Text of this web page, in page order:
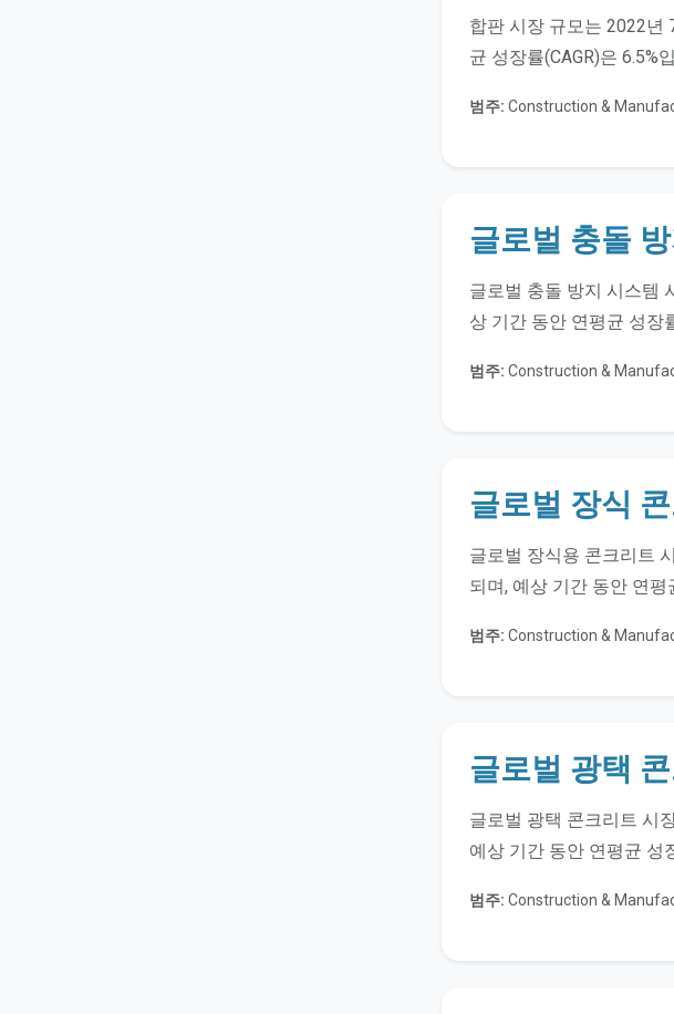
합판 시장 규모는 2022년
균 성장률(CAGR)은 6.5%
범주: Construction &
글로벌 충돌
글로벌 충돌 방지 시스템
상 기간 동안 연평균 성장
범주: Construction &
글로벌 장식
글로벌 장식용 콘크리트
되며, 예상 기간 동안 연평
범주: Construction &
글로벌 광택
글로벌 광택 콘크리트 시
예상 기간 동안 연평균 성
범주: Construction &